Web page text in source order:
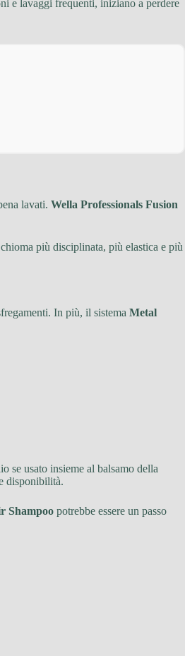
e lavaggi frequenti, iniziano a perdere
lavati. Wella Professionals Fusion
più disciplinata, più elastica e più
In più, il sistema Metal
se usato insieme al balsamo della
disponibilità.
Shampoo potrebbe essere un passo